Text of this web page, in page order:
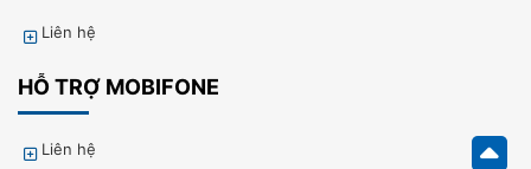
Liên hệ
HỖ TRỢ MOBIFONE
Liên hệ